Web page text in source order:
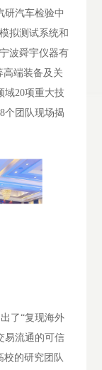
研汽车检验中
拟测试系统和
宁波舜宇仪器有
高端装备及关
域20项重大技
个团队现场揭
了“复现海外
易流通的可信
校的研究团队